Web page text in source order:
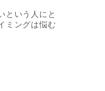
という人にと
ミングは悩む